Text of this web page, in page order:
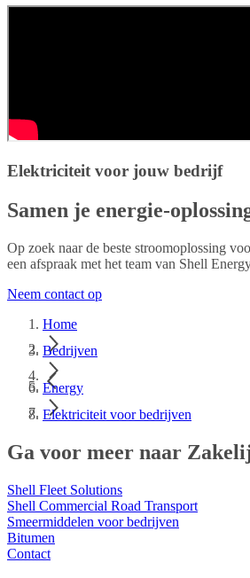
Elektriciteit voor jouw bedrijf
Samen je energie-
Op zoek naar de beste stroomoplossing
een afspraak met het team van Shell
Neem contact op
Home
Bedrijven
Energy
Elektriciteit voor bedrijven
Ga voor meer naar
Shell Fleet Solutions
Shell Commercial Road Transport
Smeermiddelen voor bedrijven
Bitumen
Contact